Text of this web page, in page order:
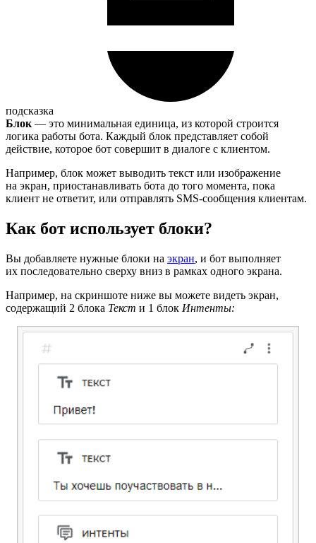
подсказка
Блок — это минимальная единица, из которой строится
логика работы бота. Каждый блок представляет собой
действие, которое бот совершит в диалоге с клиентом.
Например, блок может выводить текст или изображение
на экран, приостанавливать бота до того момента, пока
клиент не ответит, или отправлять SMS-сообщения клиентам.
Как бот использует блоки?
Вы добавляете нужные блоки на экран, и бот выполняет
их последовательно сверху вниз в рамках одного экрана.
Например, на скриншоте ниже вы можете видеть экран,
содержащий 2 блока Текст и 1 блок Интенты: